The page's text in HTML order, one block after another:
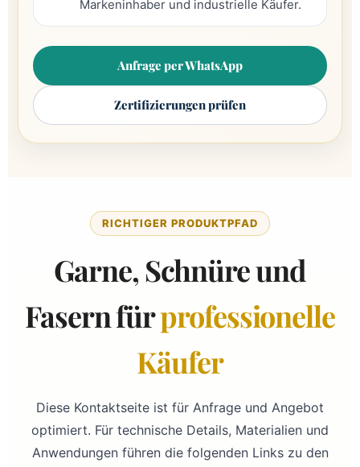
Markeninhaber und industrielle Käufer.
Anfrage per WhatsApp
Zertifizierungen prüfen
RICHTIGER PRODUKTPFAD
Garne, Schnüre und
Fasern fürprofessionelle
Käufer
Diese Kontaktseite ist für Anfrage und Angebot
optimiert. Für technische Details, Materialien und
Anwendungen führen die folgenden Links zu den